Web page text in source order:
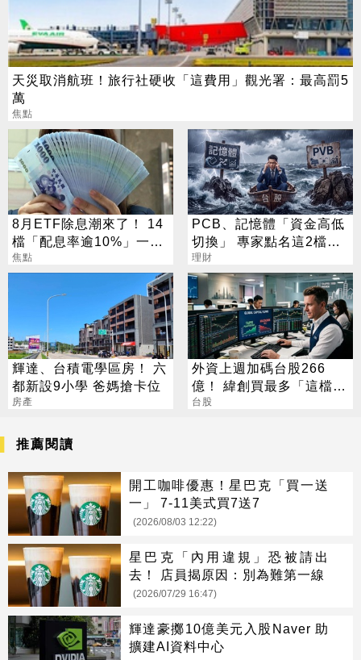
天災取消航班！旅行社硬收「這費用」觀光署：最高罰5
萬
焦點
8月ETF除息潮來了！ 14
檔「配息率逾10%」一次
看
焦點
PCB、記憶體「資金高低
切換」 專家點名這2檔：
必備
理財
輝達、台積電學區房！ 六
都新設9小學 爸媽搶卡位
房產
外資上週加碼台股266
億！ 緯創買最多「這檔」
最慘被砍12.7萬張
台股
推薦閱讀
開工咖啡優惠！星巴克「買一送
一」 7-11美式買7送7
(2026/08/03 12:22)
星巴克「內用違規」恐被請出
去！ 店員揭原因：別為難第一線
(2026/07/29 16:47)
輝達豪擲10億美元入股Naver 助
擴建AI資料中心